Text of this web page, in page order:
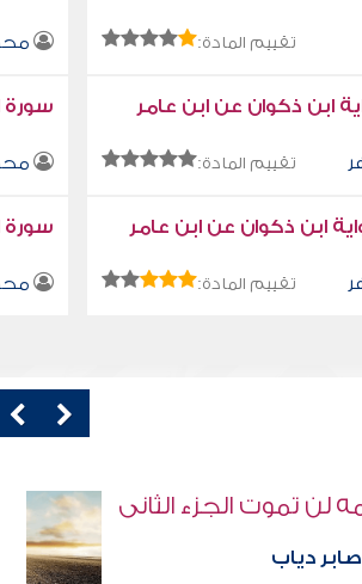
تقييم المادة:
ابن ذكوان عن ابن عامر
تقييم المادة:
سورة
ابن ذكوان عن ابن عامر
تقييم المادة:
سورة
إلى آكلي ميراث البنات
صابر دياب